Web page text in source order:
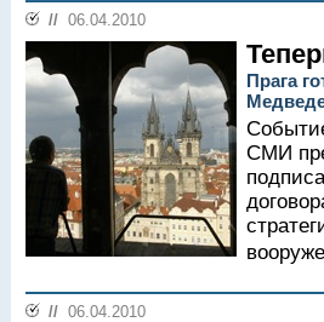
// 06.04.2010
Прага
СМИ
// 06.04.2010